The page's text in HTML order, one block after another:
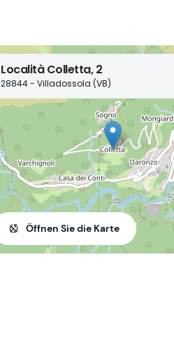
Località Colletta, 2
28844 - Villadossola (VB)
Öffnen Sie die Karte